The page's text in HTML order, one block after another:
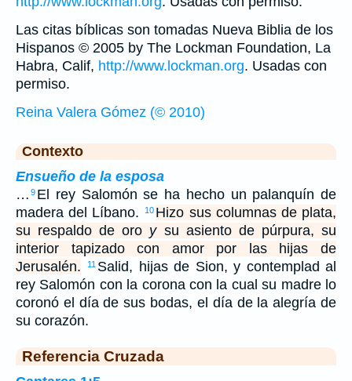
Las citas bíblicas son tomadas Nueva Biblia de los
Hispanos © 2005 by The Lockman Foundation, La
Habra, Calif, http://www.lockman.org. Usadas con
permiso.
Reina Valera Gómez (© 2010)
Contexto
Ensueño de la esposa
… 9 El rey Salomón se ha hecho un palanquín de
madera del Líbano.
10 Hizo sus columnas de plata,
su respaldo de oro ysu asiento de púrpura, su
interior tapizado con amor por las hijas de
Jerusalén.
11 Salid, hijas de Sion, y contemplad al
rey Salomón con la corona con la cual su madre lo
coronó el día de sus bodas, el día de la alegría de
su corazón.
Referencia Cruzada